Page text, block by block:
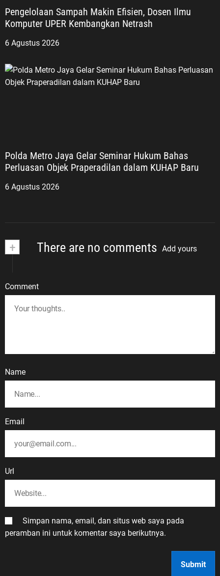
Pengelolaan Sampah Makin Efisien, Dosen Ilmu
Komputer UPER Kembangkan Netrash
6 Agustus 2026
Polda Metro Jaya Gelar Seminar Hukum Bahas
Perluasan Objek Praperadilan dalam KUHAP Baru
6 Agustus 2026
+ There are no comments Add yours
Comment
Name
Email
Url
Simpan nama, email, dan situs web saya pada
peramban ini untuk komentar saya berikutnya.